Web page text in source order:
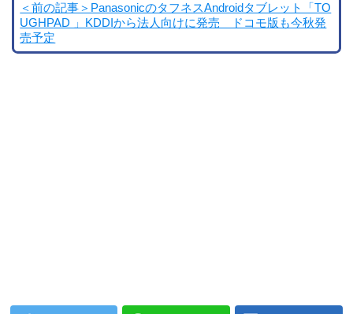
＜前の記事＞PanasonicのタフネスAndroidタブレット「TO
UGHPAD 」KDDIから法人向けに発売 ドコモ版も今秋発
売予定